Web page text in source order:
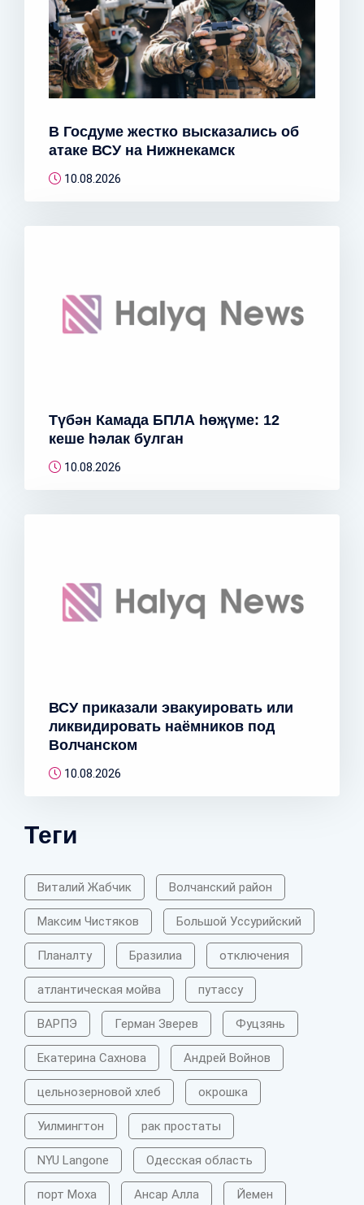
В Госдуме жестко высказались об
атаке ВСУ на Нижнекамск
10.08.2026
Түбән Камада БПЛА һөҗүме: 12
кеше һәлак булган
10.08.2026
ВСУ приказали эвакуировать или
ликвидировать наёмников под
Волчанском
10.08.2026
Теги
Виталий Жабчик Волчанский район
Максим Чистяков Большой Уссурийский
Планалту Бразилиа отключения
атлантическая мойва путассу
ВАРПЭ Герман Зверев Фуцзянь
Екатерина Сахнова Андрей Войнов
цельнозерновой хлеб окрошка
Уилмингтон рак простаты
NYU Langone Одесская область
порт Моха Ансар Алла Йемен